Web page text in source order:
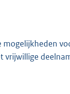
vrijwillige